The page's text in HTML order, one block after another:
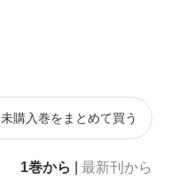
未購入巻をまとめて買う
1巻から 最新刊から